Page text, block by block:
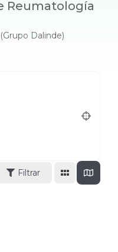
Reumatología
Dalinde)
Filtrar